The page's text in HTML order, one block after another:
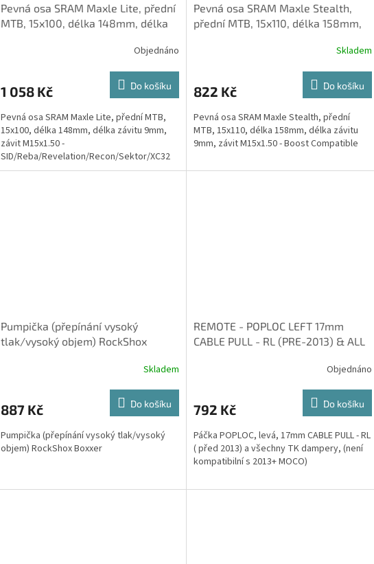
Pevná osa SRAM Maxle Lite, přední
MTB, 15x100, délka 148mm, délka
Objednáno
1 058 Kč Do košíku
Pevná osa SRAM Maxle Lite, přední MTB,
15x100, délka 148mm, délka závitu 9mm,
závit M15x1.50 -
SID/Reba/Revelation/Recon/Sektor/XC32
Pevná osa SRAM Maxle Stealth,
přední MTB, 15x110, délka 158mm,
Skladem
822 Kč Do košíku
Pevná osa SRAM Maxle Stealth, přední
MTB, 15x110, délka 158mm, délka závitu
9mm, závit M15x1.50 - Boost Compatible
Pumpička (přepínání vysoký
tlak/vysoký objem) RockShox
Skladem
887 Kč Do košíku
Pumpička (přepínání vysoký tlak/vysoký
objem) RockShox Boxxer
REMOTE - POPLOC LEFT 17mm
CABLE PULL - RL (PRE-2013) & ALL
Objednáno
792 Kč Do košíku
Páčka POPLOC, levá, 17mm CABLE PULL - RL
( před 2013) a všechny TK dampery, (není
kompatibilní s 2013+ MOCO)